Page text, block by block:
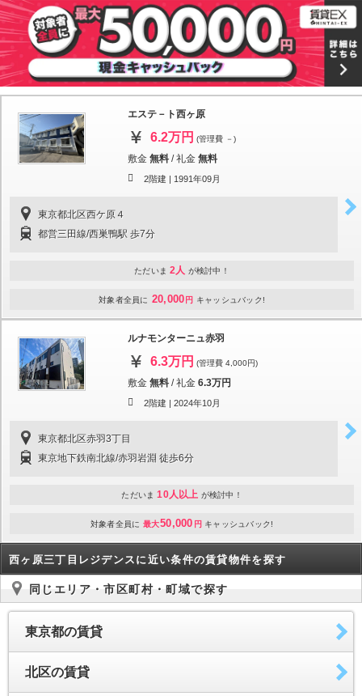
エステ－ト西ヶ原
6.2万円 (管理費 －)
敷金 無料 /礼金 無料
2階建 | 1991年09月
東京都北区西ケ原４
都営三田線/西巣鴨駅 歩7分
ただいま 2人 が検討中！
対象者全員に 20,000 円 キャッシュバック!
ルナモンターニュ赤羽
6.3万円 (管理費 4,000円)
敷金 無料 /礼金 6.3万円
2階建 | 2024年10月
東京都北区赤羽3丁目
東京地下鉄南北線/赤羽岩淵 徒歩6分
ただいま 10人以上 が検討中！
対象者全員に 最大50,000 円 キャッシュバック!
西ヶ原三丁目レジデンスに近い条件の賃貸物件を探す
同じエリア・市区町村・町域で探す
東京都の賃貸
北区の賃貸